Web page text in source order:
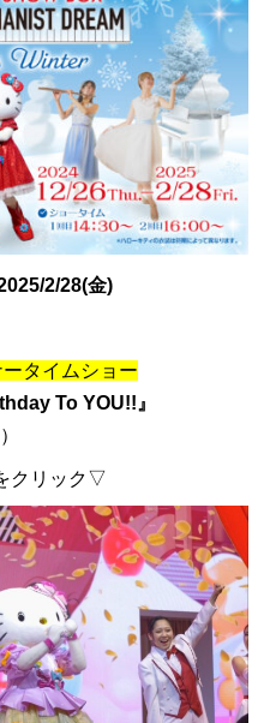
2/28(金)
タイムショー
To YOU!!』
クリック▽